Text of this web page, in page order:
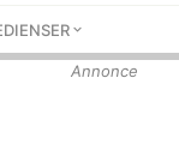
Annonce